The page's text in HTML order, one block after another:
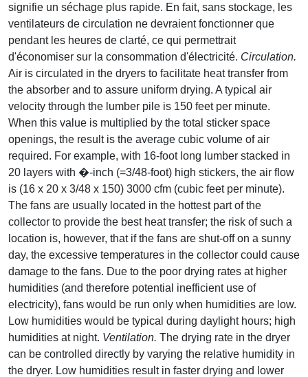
signifie un séchage plus rapide. En fait, sans stockage, les
ventilateurs de circulation ne devraient fonctionner que
pendant les heures de clarté, ce qui permettrait
d'économiser sur la consommation d'électricité. Circulation.
Air is circulated in the dryers to facilitate heat transfer from
the absorber and to assure uniform drying. A typical air
velocity through the lumber pile is 150 feet per minute.
When this value is multiplied by the total sticker space
openings, the result is the average cubic volume of air
required. For example, with 16-foot long lumber stacked in
20 layers with �-inch (=3/48-foot) high stickers, the air flow
is (16 x 20 x 3/48 x 150) 3000 cfm (cubic feet per minute).
The fans are usually located in the hottest part of the
collector to provide the best heat transfer; the risk of such a
location is, however, that if the fans are shut-off on a sunny
day, the excessive temperatures in the collector could cause
damage to the fans. Due to the poor drying rates at higher
humidities (and therefore potential inefficient use of
electricity), fans would be run only when humidities are low.
Low humidities would be typical during daylight hours; high
humidities at night. Ventilation. The drying rate in the dryer
can be controlled directly by varying the relative humidity in
the dryer. Low humidities result in faster drying and lower